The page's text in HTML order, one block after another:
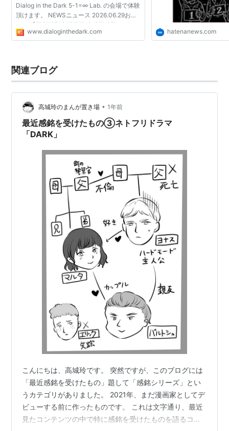
Dialog in the Dark 5-1=∞ Lab. の会場で体験
頂けます。 NEWSニュース 2026.06.29お知
らせ 【視覚特別支援学校 生徒様体験レポー
ト】声をかけ合うことの大切さを再発見（筑
www.dialoginthedark.com hatenanews.com
関連ブログ
高城玲のまんが置き場 • 1年前
最近感銘を受けたもの③ネトフリドラマ
「DARK」
こんにちは、高城玲です。 突然ですが、このブログには
「最近感銘を受けたもの」題して「感銘シリーズ」とい
うカテゴリがありました。 2021年、まだ漫画家としてデ
ビューする前に作ったものです。 これは文字通り、最近
見たコンテンツの中で特に感銘を受けたものを語るコー